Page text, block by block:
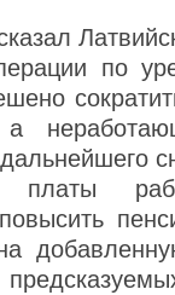
по
а
платы